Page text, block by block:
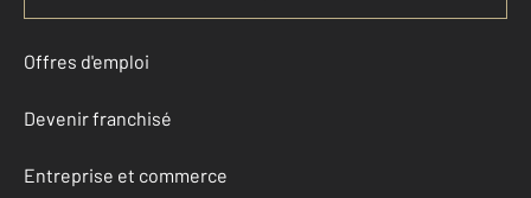
Offres d'emploi
Devenir franchisé
Entreprise et commerce